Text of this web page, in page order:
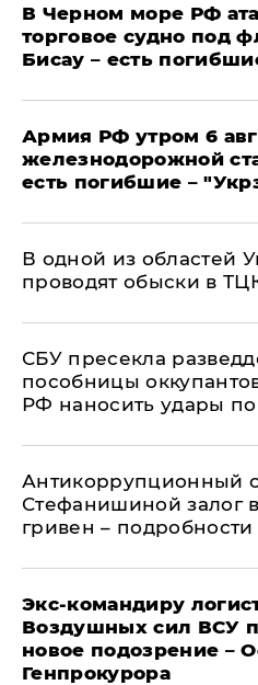
В Черном море РФ
торговое судно под
Бисау – есть
Армия РФ утром 6
железнодорожной
есть погибшие –
В одной из областей
проводят обыски в
СБУ пресекла
пособницы
РФ наносить удары
Антикоррупционный
Стефанишиной залог
гривен –
Экс-командиру
Воздушных сил ВСУ
новое подозрение –
Генпрокурора